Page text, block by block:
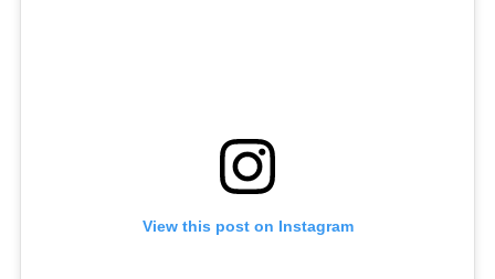
View this post on Instagram